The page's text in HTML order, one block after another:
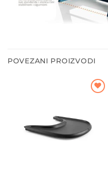
POVEZANI PROIZVODI